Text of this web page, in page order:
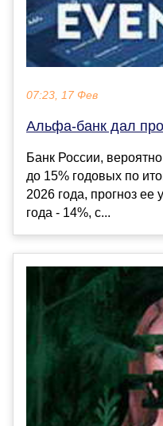
07:23, 17 Фев
Альфа-банк дал
Банк России,
до 15% годовых по
2026 года, прогноз ее
года - 14%, с...